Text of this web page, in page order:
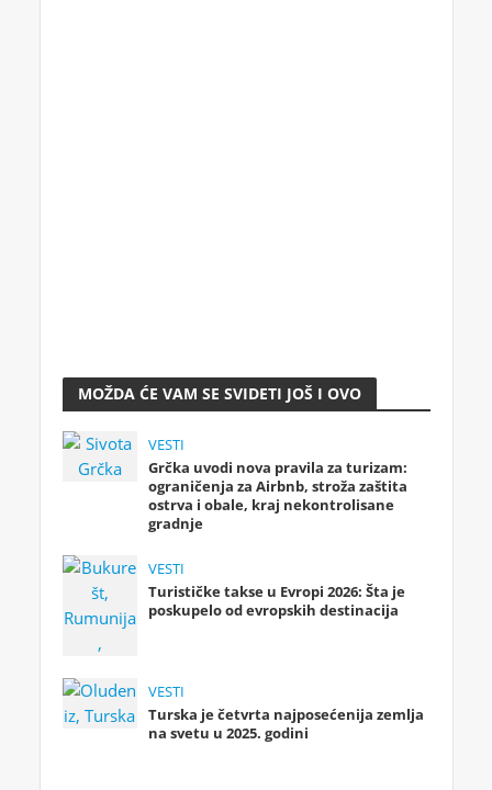
MOŽDA ĆE VAM SE SVIDETI JOŠ I OVO
VESTI
Grčka uvodi nova pravila za turizam:
ograničenja za Airbnb, stroža zaštita
ostrva i obale, kraj nekontrolisane
gradnje
VESTI
Turističke takse u Evropi 2026: Šta je
poskupelo od evropskih destinacija
VESTI
Turska je četvrta najposećenija zemlja
na svetu u 2025. godini